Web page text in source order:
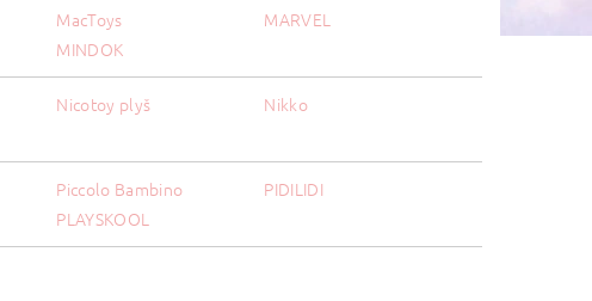
MacToys
MARVEL
MINDOK
Nicotoy plyš
Nikko
Piccolo Bambino
PIDILIDI
PLAYSKOOL